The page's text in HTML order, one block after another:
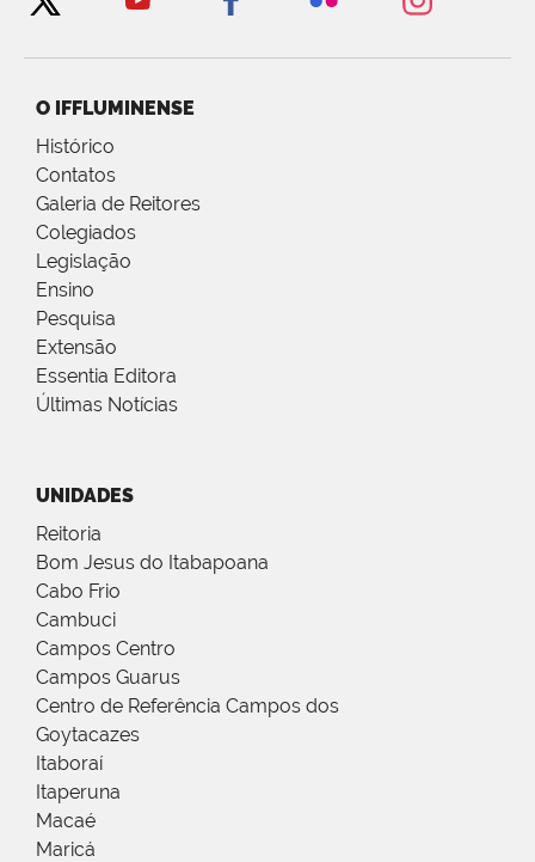
O IFFLUMINENSE
Histórico
Contatos
Galeria de Reitores
Colegiados
Legislação
Ensino
Pesquisa
Extensão
Essentia Editora
Últimas Notícias
UNIDADES
Reitoria
Bom Jesus do Itabapoana
Cabo Frio
Cambuci
Campos Centro
Campos Guarus
Centro de Referência Campos dos
Goytacazes
Itaboraí
Itaperuna
Macaé
Maricá